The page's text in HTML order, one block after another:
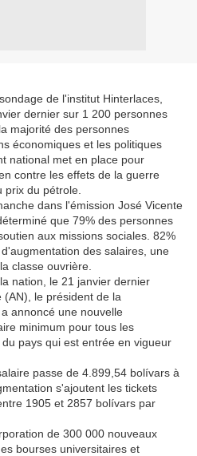
de l'institut Hinterlaces,
dernier sur 1 200 personnes
majorité des personnes
économiques et les politiques
national met en place pour
contre les effets de la guerre
du pétrole.
dans l'émission José Vicente
que 79% des personnes
aux missions sociales. 82%
des salaires, une
classe ouvrière.
nation, le 21 janvier dernier
le président de la
annoncé une nouvelle
minimum pour tous les
pays qui est entrée en vigueur
passe de 4.899,54 bolívars à
s'ajoutent les tickets
1905 et 2857 bolívars par
de 300 000 nouveaux
bourses universitaires et